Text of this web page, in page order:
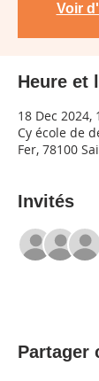
Voir
Heure et
18 Dec 2024,
Cy école de
Fer, 78100
Invités
Partager